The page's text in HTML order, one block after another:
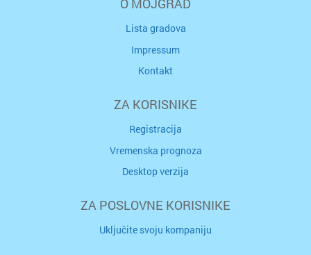
O MOJGRAD
Lista gradova
Impressum
Kontakt
ZA KORISNIKE
Registracija
Vremenska prognoza
Desktop verzija
ZA POSLOVNE KORISNIKE
Uključite svoju kompaniju